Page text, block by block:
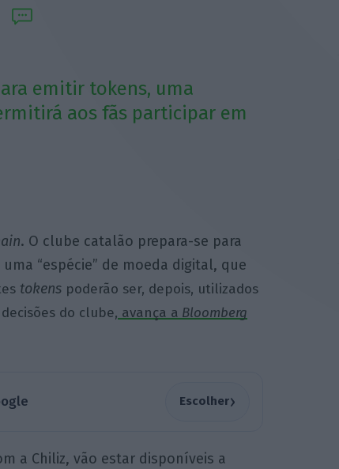
emitir tokens, uma
aos fãs participar em
. O clube catalão prepara-se para
uma “espécie” de moeda digital, que
tokenspoderão ser, depois, utilizados
do clube, avança a Bloomberg
Escolher›
a Chiliz, vão estar disponíveis a